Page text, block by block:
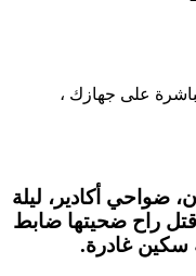
على جهازك ،
ضواحي أكادير، ليلة
راح ضحيتها ضابط
سكين غادرة.